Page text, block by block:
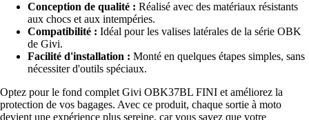
Conception de qualité : Réalisé avec des matériaux résistants
aux chocs et aux intempéries.
Compatibilité : Idéal pour les valises latérales de la série OBK
de Givi.
Facilité d'installation : Monté en quelques étapes simples, sans
nécessiter d'outils spéciaux.
Optez pour le fond complet Givi OBK37BL FINI et améliorez la
protection de vos bagages. Avec ce produit, chaque sortie à moto
devient une expérience plus sereine, car vous savez que votre